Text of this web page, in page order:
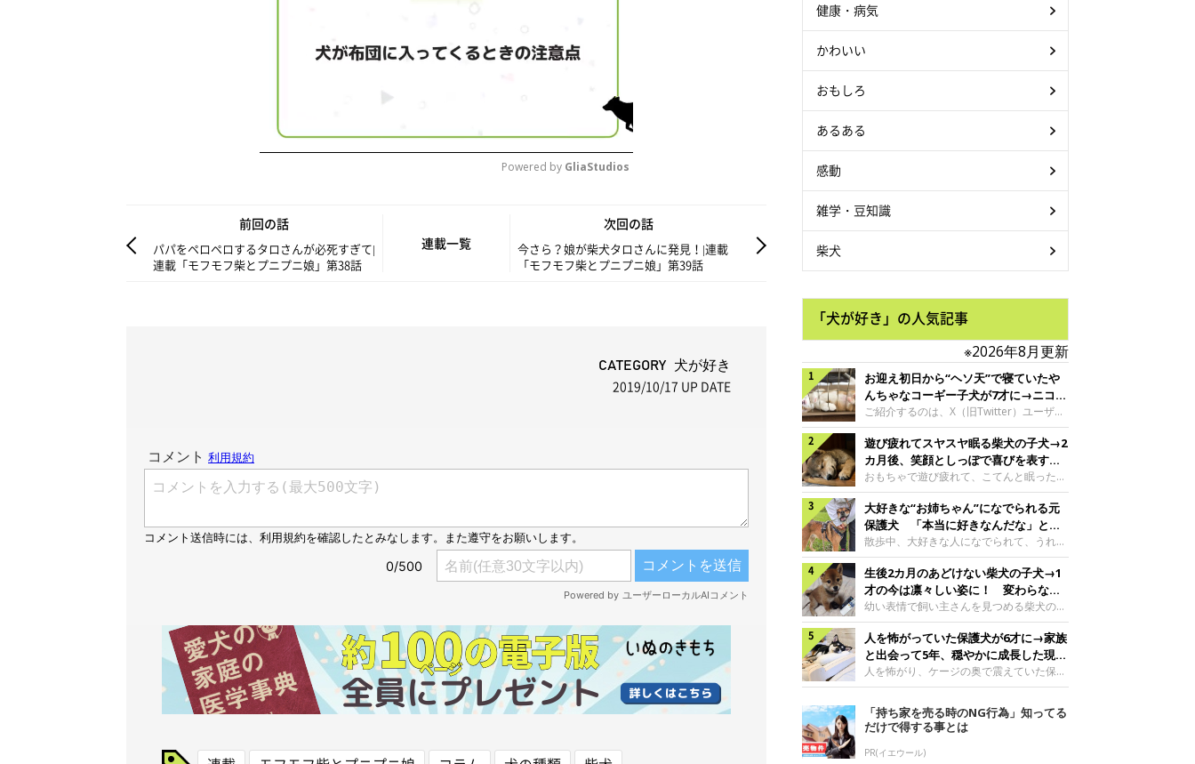
u
t
Powered by GliaStudios
前回の話
パパをペロペロするタロさんが必死すぎて|
連載「モフモフ柴とプニプニ娘」第38話
連載一覧
次回の話
今さら？娘が柴犬タロさんに発見！|連載
「モフモフ柴とプニプニ娘」第39話
CATEGORY 犬が好き
2019/10/17 UP DATE
健康・病気
かわいい
おもしろ
あるある
感動
雑学・豆知識
柴犬
「犬が好き」の人気記事
※2026年8月更新
お迎え初日から“ヘソ天”で寝ていたや
んちゃなコーギー子犬が7才に→ニコニ
コ“コーギースマイル”が魅力のコに成
長！
ご紹介するのは、X（旧Twitter）ユーザー
＠Kus1oKg2vsgdWS2さんの愛犬でウェル
シュ・コーギー・ペンブロークの神楽ちゃ
ん。今年の8月で7才になるという神楽ちゃ
んですが、いったいどんな子犬時代を過ご
したのでしょうか。今回は、神楽ちゃんの
成長を飼い主さんと振り返ります！神楽ち
ゃんの成長について聞いた！お迎えから数
日後の神楽ちゃん（撮影時生後2カ月）＠
Kus1oKg2vsgdWS2――お迎え当初の神楽
ちゃんの様子について教えてください。飼
い主さん： 「お迎え当日から“ヘソ天”で寝
るようなコでし
遊び疲れてスヤスヤ眠る柴犬の子犬→2
カ月後、笑顔としっぽで喜びを表すコ
に成長！
おもちゃで遊び疲れて、こてんと眠った子
犬。あれから2カ月、表情や行動にさまざ
まな変化が見られるようになりました。遊
び疲れて眠る生後2カ月のなっちゃん遊び
疲れた様子のなっちゃん。@Pkndg_紹介
するのは、X（旧Twitter）ユーザー
@Pkndg_さんの愛犬・なっちゃん（取材
時、生後4カ月／柴犬）。こちらの写真
は、なっちゃんが生後2カ月のころに撮影
された一枚です。この日、なっちゃんは家
族と一緒におもちゃで遊んでいました。た
くさん遊んで疲れたのか、その後は眠り始
めたそうです。眠るなっちゃん。
@Pkndg_
大好きな“お姉ちゃん”になでられる元
保護犬 「本当に好きなんだな」と感
じる表情にほっこり
散歩中、大好きな人になでられて、うれし
そうな表情を見せる元保護犬。甘えるよう
な姿に、見ているこちらまでほっこりしま
す。大好きな“お姉ちゃん”に甘える小次郎
くん妹さんになでてもらい、うれしそうな
表情を見せる小次郎くん（2026年6月撮
影）。@mika_Jimmy紹介するのは、X（旧
Twitter）ユーザー@mika_Jimmyさんの愛
犬・小次郎くん（撮影時5才）。こちら
は、飼い主さんの妹さんと一緒に散歩をし
日、飼い主さんは実家から自宅へ帰る途
中、妹さんと公園で待ち合わせ
生後2カ月のあどけない柴犬の子犬→1
才の今は凛々しい姿に！ 変わらない
「くりくりおめめ」にもほっこり
幼い表情で飼い主さんを見つめる柴犬の子
犬。1才を迎えた現在はすっかり成犬らし
くなりましたが、子犬のころから変わらな
いところもあるそうです。家族に迎えたば
かりの小さな慎之介くん生後2カ月の慎之
介くん。@BLACKpurupuru紹介するの
は、X（旧Twitter）ユーザー
@BLACKpurupuruさんの愛犬・慎之介く
ん（取材時1才／柴犬）です。こちらは、
慎之介くんが生後2カ月のころ、家族に迎
人を怖がっていた保護犬が6才に→家族
と出会って5年、穏やかに成長した現在
の姿にグッとくる
人を怖がり、ケージの奥で震えていた保護
犬。家族と出会って5年、今では笑顔を見
せ、飼い主さんの娘さんにも少しずつ心を
開くようになりました。（写真左から）先
住犬・ライナちゃん、レオナちゃん。
@lina_and_leona紹介するのは、
「持ち家を売る時のNG行為」知ってる
だけで得する事とは
PR(イエウール)